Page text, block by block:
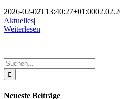
2026-02-02T13:40:27+01:00
Aktuelles|
Weiterlesen
Suche
nach:
Neueste Beiträge